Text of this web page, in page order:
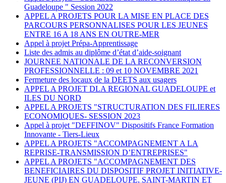
Guadeloupe " Session 2022
APPEL A PROJETS POUR LA MISE EN PLACE DES
PARCOURS PERSONNALISES POUR LES JEUNES
ENTRE 16 A 18 ANS EN OUTRE-MER
Appel à projet Prépa-Apprentissage
Liste des admis au diplôme d’état d’aide-soignant
JOURNEE NATIONALE DE LA RECONVERSION
PROFESSIONNELLE : 09 et 10 NOVEMBRE 2021
Fermeture des locaux de la DEETS aux usagers
APPEL A PROJET DLA REGIONAL GUADELOUPE et
ILES DU NORD
APPEL A PROJETS "STRUCTURATION DES FILIERES
ECONOMIQUES- SESSION 2023
Appel à projet "DEFFINOV" Dispositifs France Formation
Innovante - Tiers-Lieux
APPEL A PROJETS "ACCOMPAGNEMENT A LA
REPRISE-TRANSMISSION D’ENTREPRISES"
APPEL A PROJETS "ACCOMPAGNEMENT DES
BENEFICIAIRES DU DISPOSITIF PROJET INITIATIVE-
JEUNE (PIJ) EN GUADELOUPE, SAINT-MARTIN ET